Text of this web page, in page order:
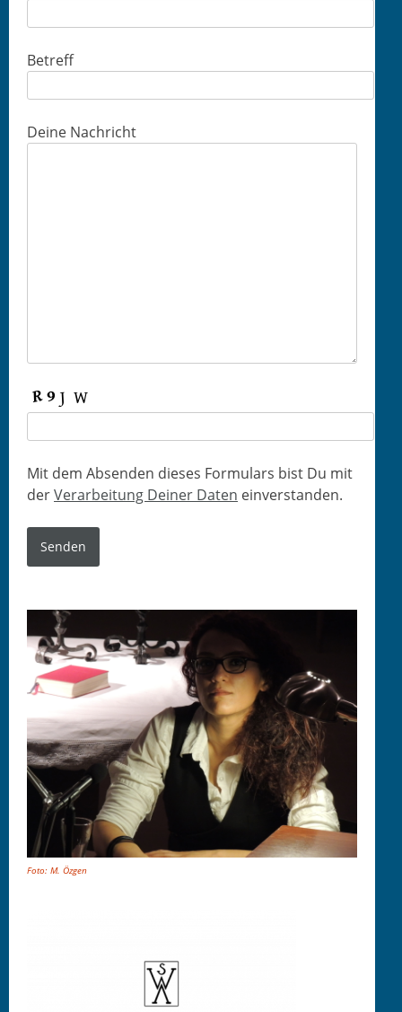
Betreff
Deine Nachricht
Mit dem Absenden dieses For­mu­la­rs bist Du mit
derVer­ar­beitung Dein­er Dat­en einverstanden.
Foto: M. Özgen